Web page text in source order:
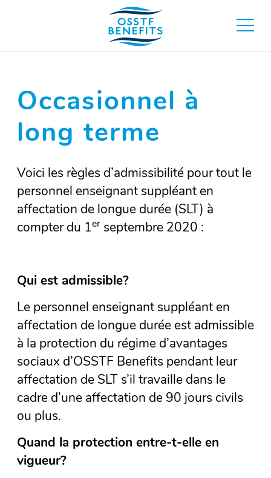
basculer
au
Occasionnel à
long terme
Voici les règles d’admissibilité pour tout le
personnel enseignant suppléant en
affectation de longue durée (SLT) à
compter du 1er septembre 2020 :
Qui est admissible?
Le personnel enseignant suppléant en
affectation de longue durée est admissible
à la protection du régime d’avantages
sociaux d’OSSTF Benefits pendant leur
affectation de SLT s’il travaille dans le
cadre d’une affectation de 90 jours civils
ou plus.
Quand la protection entre-t-elle en
vigueur?